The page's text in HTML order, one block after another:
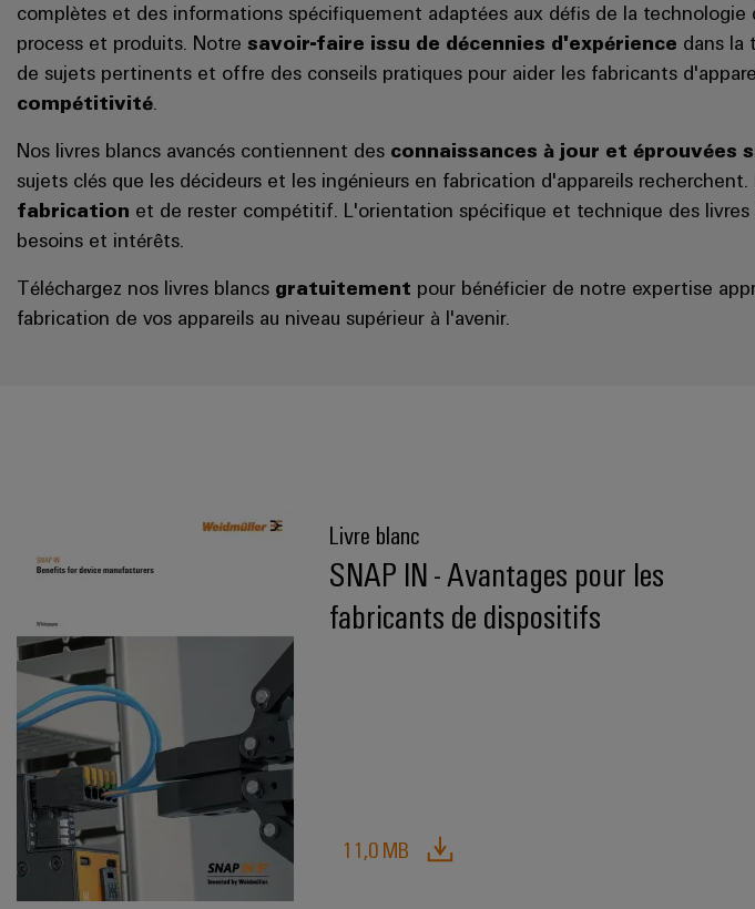
complètes et des informations spécifiquement adaptées aux défis de la
process et produits. Notre savoir-faire issu de décennies d'expérience dans la
de sujets pertinents et offre des conseils pratiques pour aider les fabricants
compétitivité
Nos livres blancs avancés contiennent des connaissances à jour et éprouvées
sujets clés que les décideurs et les ingénieurs en fabrication d'appareils
fabrication et de rester compétitif. L'orientation spécifique et technique des
besoins et intérêts.
Téléchargez nos livres blancs gratuitement pour bénéficier de notre expertise
fabrication de vos appareils au niveau supérieur à l'avenir.
Livre blanc
SNAP IN - Avantages pour les
fabricants de dispositifs
11,0 MB